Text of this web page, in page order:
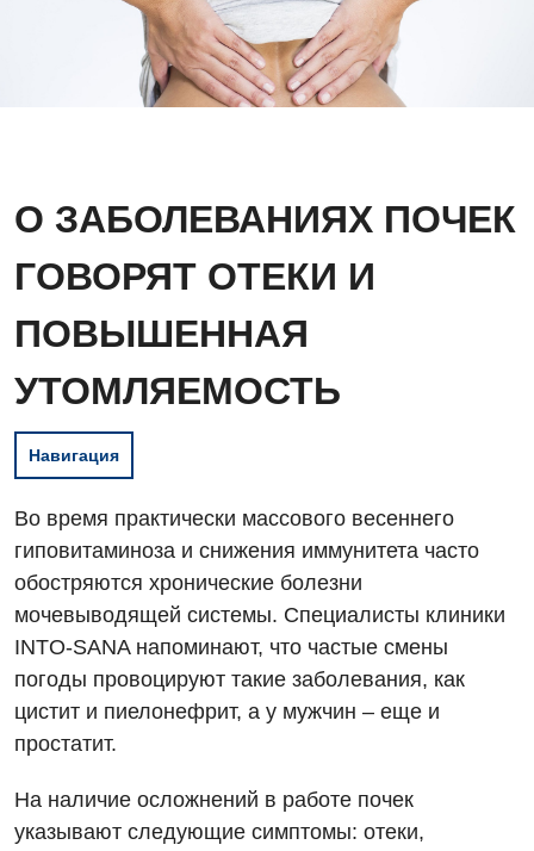
О ЗАБОЛЕВАНИЯХ ПОЧЕК
ГОВОРЯТ ОТЕКИ И
ПОВЫШЕННАЯ
УТОМЛЯЕМОСТЬ
Навигация
Во время практически массового весеннего
гиповитаминоза и снижения иммунитета часто
обостряются хронические болезни
мочевыводящей системы. Специалисты клиники
INTO-SANA напоминают, что частые смены
погоды провоцируют такие заболевания, как
цистит и пиелонефрит, а у мужчин – еще и
простатит.
На наличие осложнений в работе почек
указывают следующие симптомы: отеки,